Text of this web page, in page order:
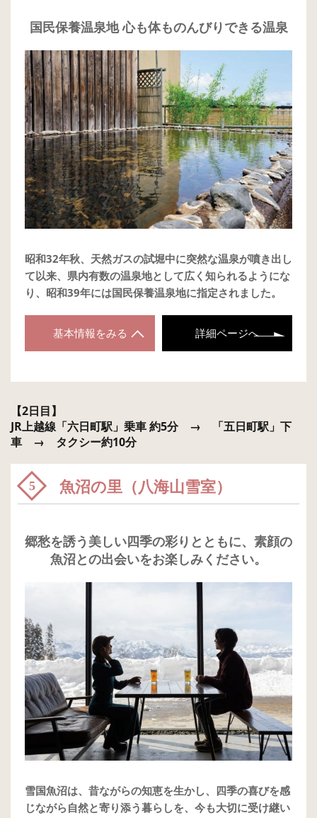
国民保養温泉地 心も体ものんびりできる温泉
昭和32年秋、天然ガスの試堀中に突然な温泉が噴き出し
て以来、県内有数の温泉地として広く知られるようにな
り、昭和39年には国民保養温泉地に指定されました。
基本情報をみる 詳細ページへ
【2日目】
JR上越線「六日町駅」乗車 約5分 → 「五日町駅」下
車 → タクシー約10分
5 魚沼の里（八海山雪室）
郷愁を誘う美しい四季の彩りとともに、素顔の
魚沼との出会いをお楽しみください。
雪国魚沼は、昔ながらの知恵を生かし、四季の喜びを感
じながら自然と寄り添う暮らしを、今も大切に受け継い